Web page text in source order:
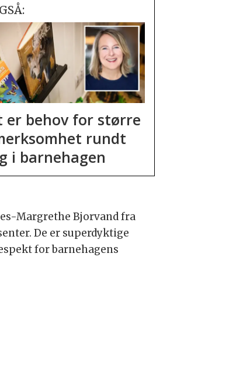
er behov for større
rundt
i barnehagen
Margrethe Bjorvand fra
De er superdyktige
for barnehagens